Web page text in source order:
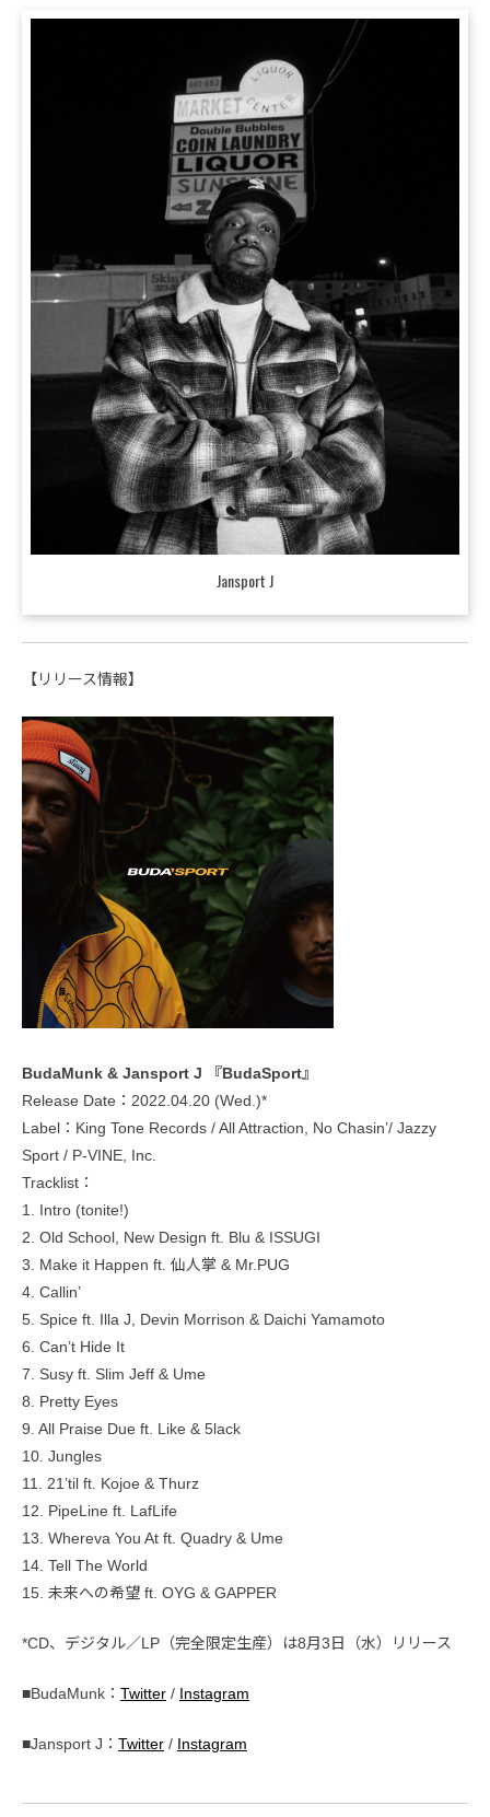
Jansport J
【リリース情報】
BudaMunk & Jansport J 『BudaSport』
Release Date：2022.04.20 (Wed.)*
Label：King Tone Records / All Attraction, No Chasin’/ Jazzy
Sport / P-VINE, Inc.
Tracklist：
1. Intro (tonite!)
2. Old School, New Design ft. Blu & ISSUGI
3. Make it Happen ft. 仙人掌 & Mr.PUG
4. Callin’
5. Spice ft. Illa J, Devin Morrison & Daichi Yamamoto
6. Can’t Hide It
7. Susy ft. Slim Jeff & Ume
8. Pretty Eyes
9. All Praise Due ft. Like & 5lack
10. Jungles
11. 21’til ft. Kojoe & Thurz
12. PipeLine ft. LafLife
13. Whereva You At ft. Quadry & Ume
14. Tell The World
15. 未来への希望 ft. OYG & GAPPER
*CD、デジタル／LP（完全限定生産）は8月3日（水）リリース
■BudaMunk： Twitter / Instagram
■Jansport J： Twitter / Instagram